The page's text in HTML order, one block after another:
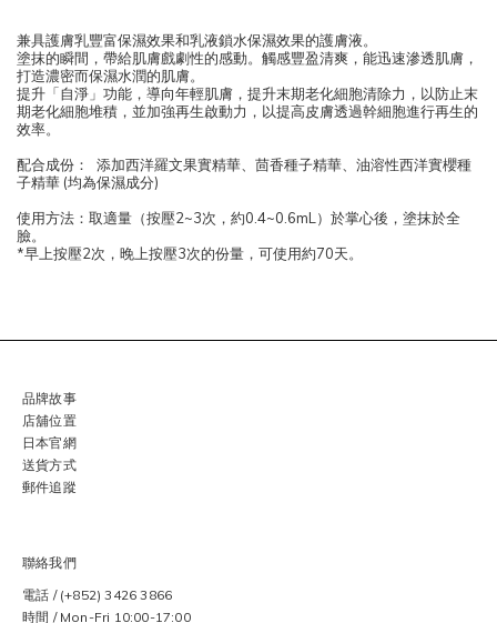
兼具護膚乳豐富保濕效果和乳液鎖水保濕效果的護膚液。
塗抹的瞬間，帶給肌膚戲劇性的感動。觸感豐盈清爽，能迅速滲透肌膚，
打造濃密而保濕水潤的肌膚。
提升「自淨」功能，導向年輕肌膚，提升末期老化細胞清除力，以防止末
期老化細胞堆積，並加強再生啟動力，以提高皮膚透過幹細胞進行再生的
效率。
配合成份：
添加西洋羅文果實精華、茴香種子精華、油溶性西洋實櫻種
子精華 (均為保濕成分)
使用方法：取適量（按壓2~3次，約0.4~0.6mL）於掌心後，塗抹於全
臉。
*早上按壓2次，晚上按壓3次的份量，可使用約70天。
品牌故事
店舖位置
日本官網
送貨方式
郵件追蹤
聯絡我們
電話 / (+852) 3426 3866
時間 / Mon-Fri 10:00-17:00